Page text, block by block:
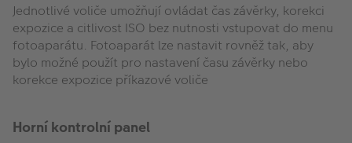
Jednotlivé voliče umožňují ovládat čas závěrky, korekci
expozice a citlivost ISO bez nutnosti vstupovat do menu
fotoaparátu. Fotoaparát lze nastavit rovněž tak, aby
bylo možné použít pro nastavení času závěrky nebo
korekce expozice příkazové voliče
Horní kontrolní panel